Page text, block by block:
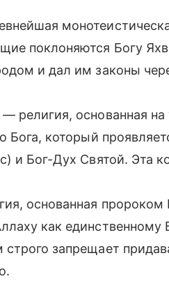
поклоняются Богу
и дал им законы
религия, основанная на
Бога, который
и Бог-Дух Святой. Эта
основанная
как
запрещает